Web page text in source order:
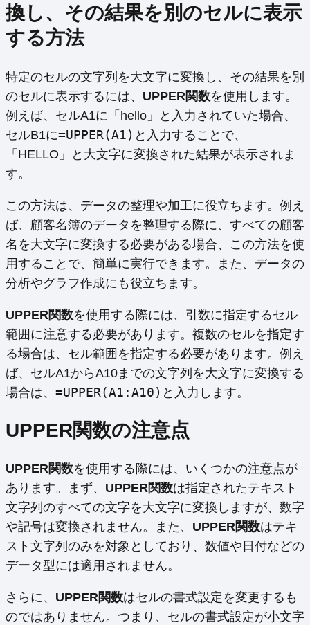
換し、その結果を別のセルに表示
する方法
特定のセルの文字列を大文字に変換し、その結果を別
のセルに表示するには、 UPPER関数を使用します。
例えば、セルA1に「hello」と入力されていた場合、
セルB1に=UPPER(A1) と入力することで、
「HELLO」と大文字に変換された結果が表示されま
す。
この方法は、データの整理や加工に役立ちます。例え
ば、顧客名簿のデータを整理する際に、すべての顧客
名を大文字に変換する必要がある場合、この方法を使
用することで、簡単に実行できます。また、データの
分析やグラフ作成にも役立ちます。
UPPER関数を使用する際には、引数に指定するセル
範囲に注意する必要があります。複数のセルを指定す
る場合は、セル範囲を指定する必要があります。例え
ば、セルA1からA10までの文字列を大文字に変換する
場合は、 =UPPER(A1:A10) と入力します。
UPPER関数の注意点
UPPER関数を使用する際には、いくつかの注意点が
あります。まず、 UPPER関数は指定されたテキスト
文字列のすべての文字を大文字に変換しますが、数字
や記号は変換されません。また、 UPPER関数はテキ
スト文字列のみを対象としており、数値や日付などの
データ型には適用されません。
さらに、 UPPER関数はセルの書式設定を変更するも
のではありません。つまり、セルの書式設定が小文字